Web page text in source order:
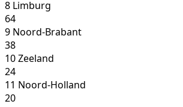
8 Limburg
64
9 Noord-Brabant
38
10Zeeland
24
11 Noord-Holland
20